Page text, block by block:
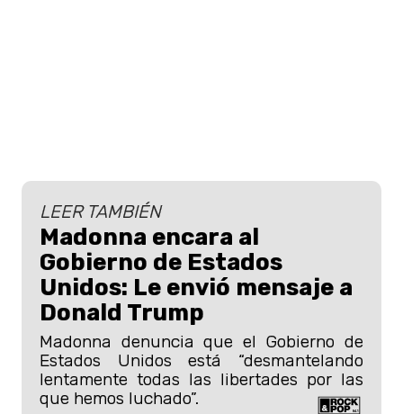
LEER TAMBIÉN
Madonna encara al
Gobierno de Estados
Unidos: Le envió mensaje a
Donald Trump
Madonna denuncia que el Gobierno de
Estados Unidos está “desmantelando
lentamente todas las libertades por las
que hemos luchado”.